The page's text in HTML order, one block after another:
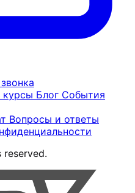
курсы Блог События
Вопросы и ответы
reserved.